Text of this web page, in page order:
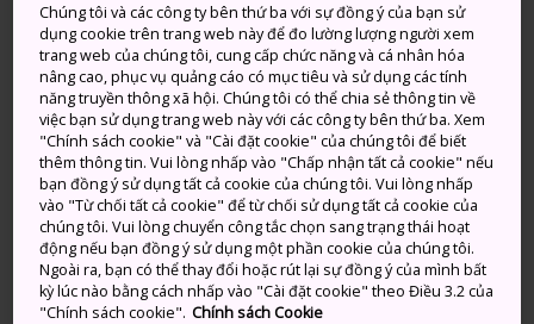
sắc bơi lội trong dòng sông
bên cạnh khu nhà samurai
truyền thống
Sông Aiba là một trong những khu vực quyến rũ nhất
ởHagi
, chảy xuyên qua những con phố hẹp nơi có
các khu nhà truyền thống thời Edo. Đây là con sông
nhân tạo được đào vào năm 1744 nhằm phục vụ mục
đích vận chuyển hàng hóa bằng thuyền, hỗ trợ cho
nền kinh tế hưng thịnh của thị trấn thành này.
Chúng tôi và các công ty bên thứ ba với sự đồng ý của bạn sử
dụng cookie trên trang web này để đo lường lượng người xem
trang web của chúng tôi, cung cấp chức năng và cá nhân hóa
nâng cao, phục vụ quảng cáo có mục tiêu và sử dụng các tính
năng truyền thông xã hội. Chúng tôi có thể chia sẻ thông tin về
việc bạn sử dụng trang web này với các công ty bên thứ ba. Xem
"Chính sách cookie" và "Cài đặt cookie" của chúng tôi để biết
thêm thông tin. Vui lòng nhấp vào "Chấp nhận tất cả cookie" nếu
bạn đồng ý sử dụng tất cả cookie của chúng tôi. Vui lòng nhấp
vào "Từ chối tất cả cookie" để từ chối sử dụng tất cả cookie của
chúng tôi. Vui lòng chuyển công tắc chọn sang trạng thái hoạt
động nếu bạn đồng ý sử dụng một phần cookie của chúng tôi.
Ngoài ra, bạn có thể thay đổi hoặc rút lại sự đồng ý của mình bất
kỳ lúc nào bằng cách nhấp vào "Cài đặt cookie" theo Điều 3.2 của
"Chính sách cookie". Chính sách Cookie